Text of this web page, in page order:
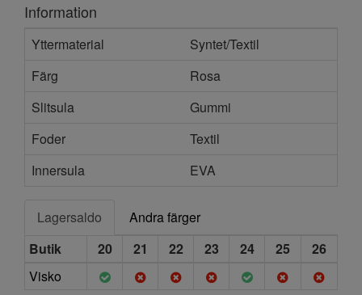
Information
Yttermaterial
Syntet/Textil
Färg
Rosa
Slitsula
Gummi
Foder
Textil
Innersula
EVA
Lagersaldo
Andra färger
Butik
20 21 22 23 24 25
26
Visko